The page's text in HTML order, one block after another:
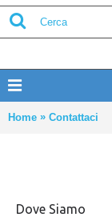
Home » Contattaci
Dove Siamo